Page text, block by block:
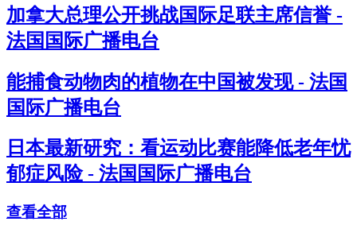
加拿大总理公开挑战国际足联主席信誉 -
法国国际广播电台
能捕食动物肉的植物在中国被发现 - 法国
国际广播电台
日本最新研究：看运动比赛能降低老年忧
郁症风险 - 法国国际广播电台
查看全部